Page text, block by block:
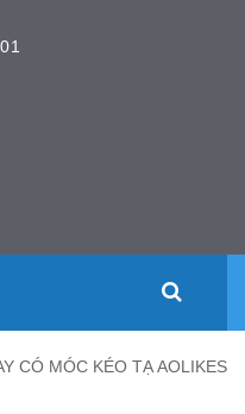
CÓ MÓC KÉO TẠ AOLIKES